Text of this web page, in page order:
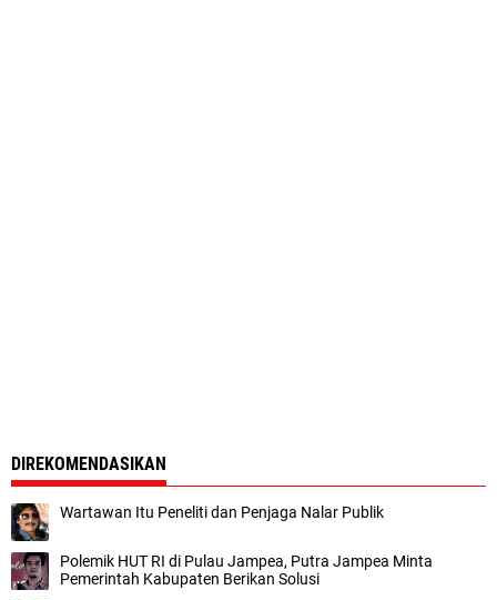
DIREKOMENDASIKAN
Wartawan Itu Peneliti dan Penjaga Nalar Publik
Polemik HUT RI di Pulau Jampea, Putra Jampea Minta
Pemerintah Kabupaten Berikan Solusi